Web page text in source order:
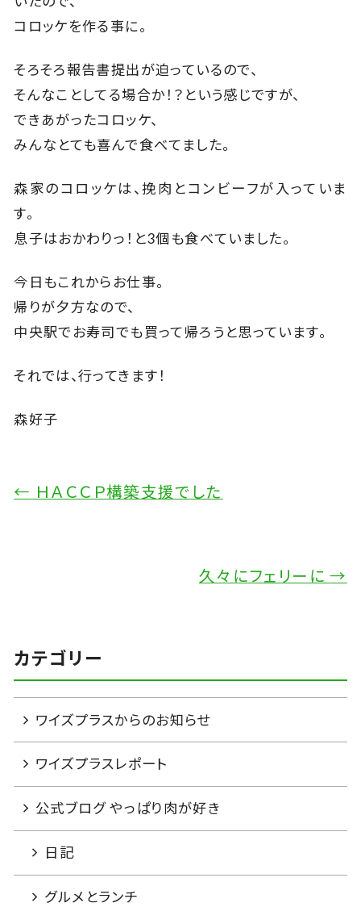
コロッケを作る事に。
そろそろ報告書提出が迫っているので、
そんなことしてる場合か！？という感じですが、
できあがったコロッケ、
みんなとても喜んで食べてました。
森家のコロッケは、挽肉とコンビーフが入っていま
す。
息子はおかわりっ！と3個も食べていました。
今日もこれからお仕事。
帰りが夕方なので、
中央駅でお寿司でも買って帰ろうと思っています。
それでは、行ってきます！
森好子
← ＨＡＣＣＰ構築支援でした
久々にフェリーに →
カテゴリー
ワイズプラスからのお知らせ
ワイズプラスレポート
公式ブログ やっぱり肉が好き
日記
グルメとランチ